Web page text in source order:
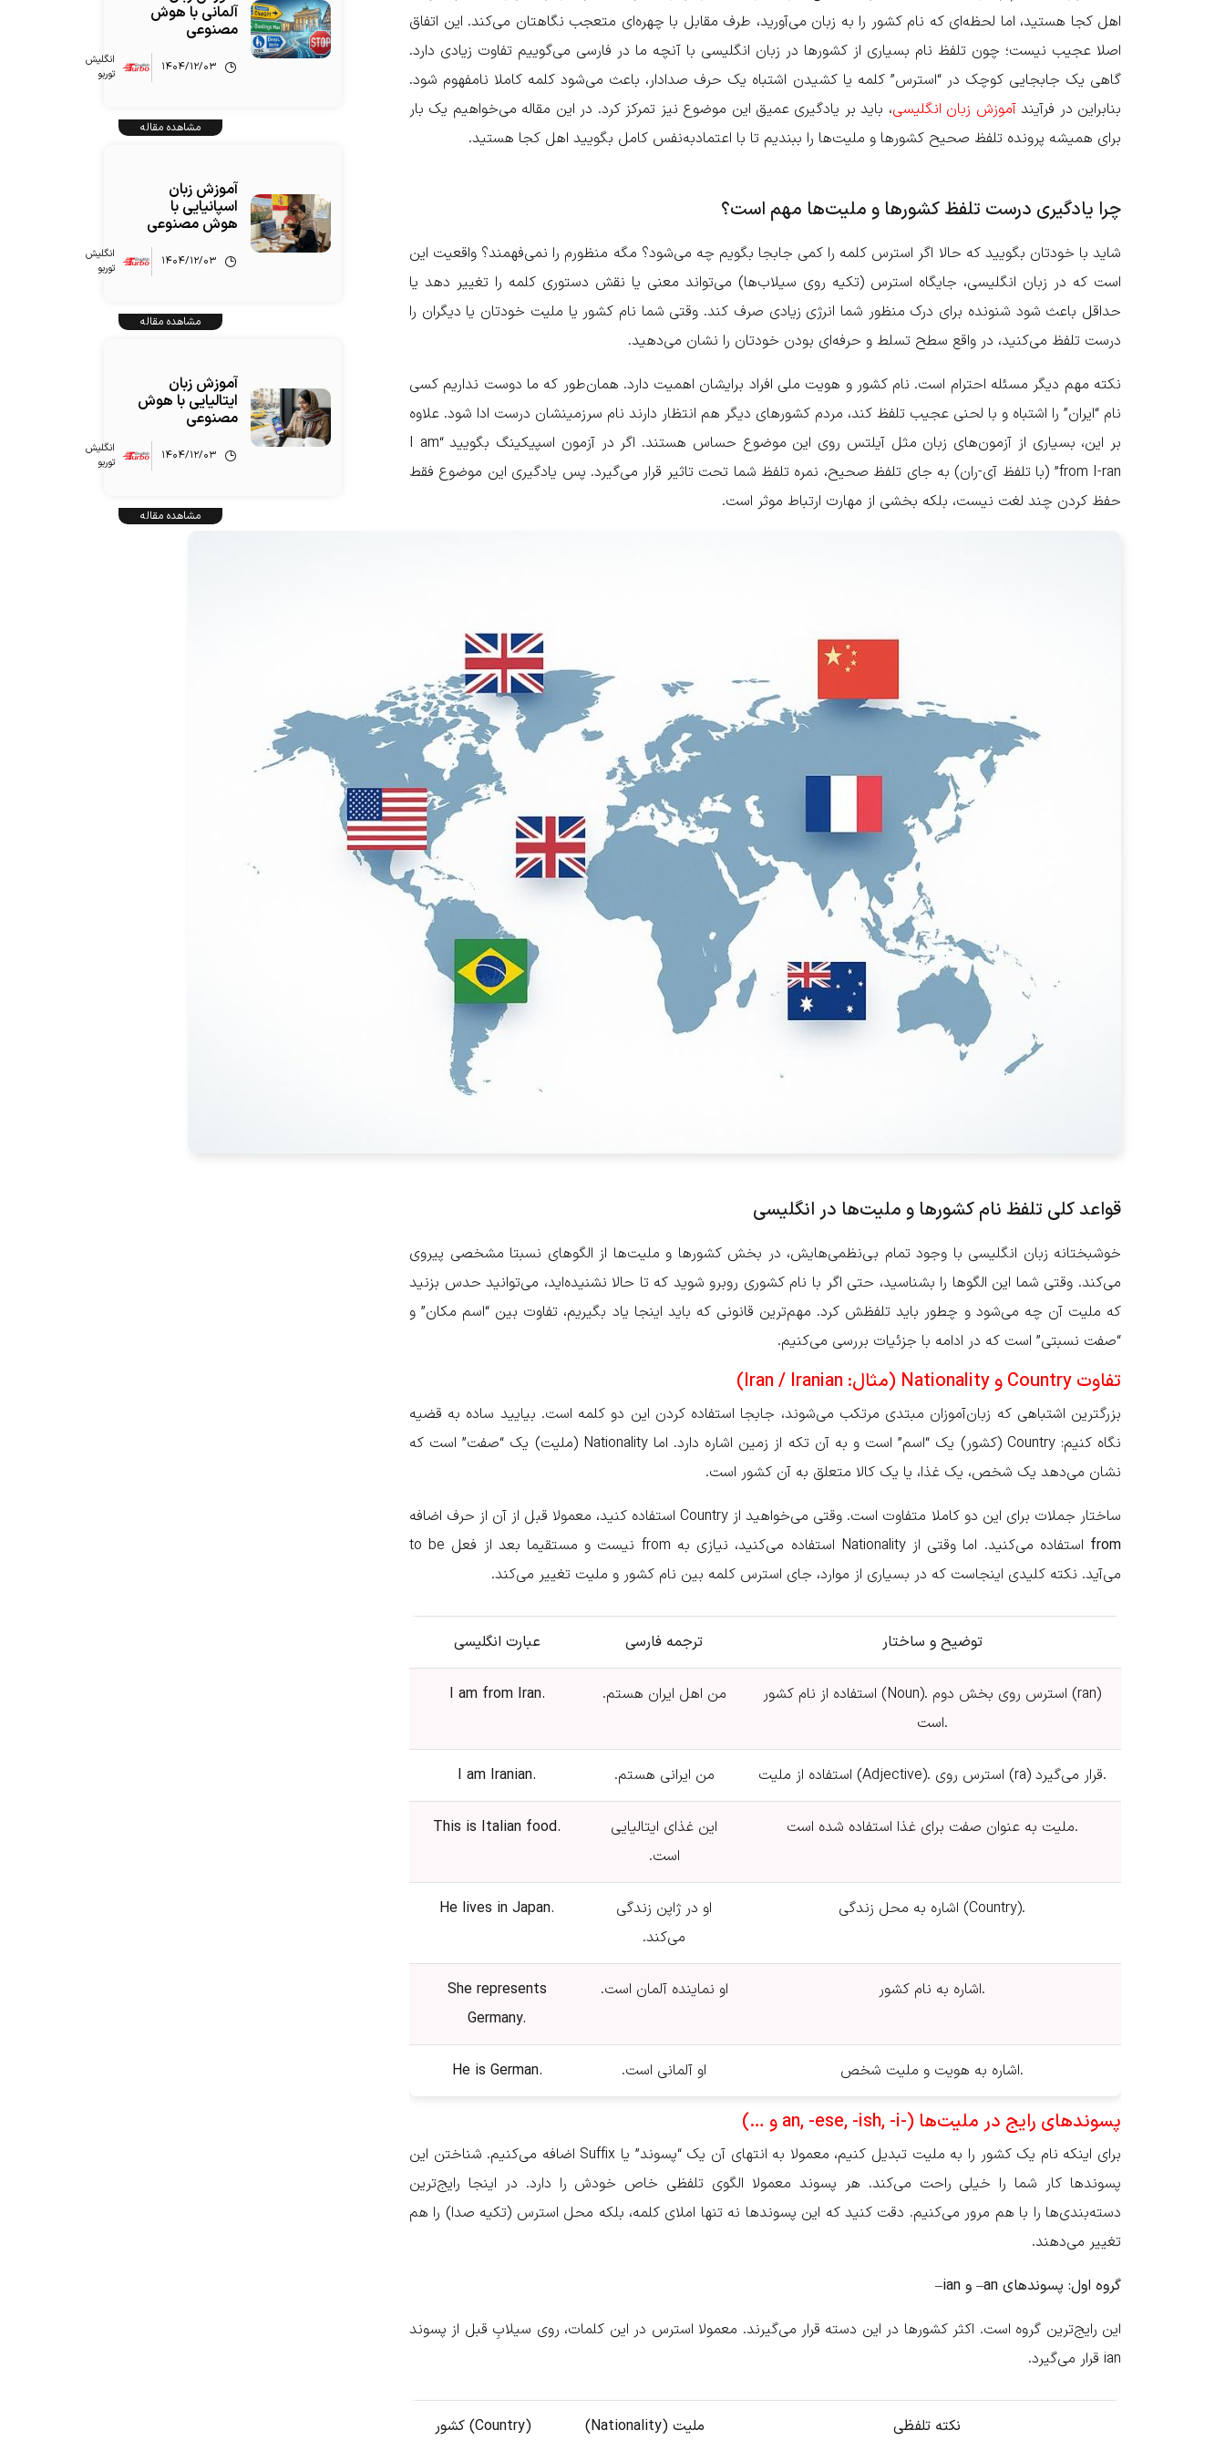
اهل کجا هستید، اما لحظه‌ای که نام کشور را به زبان می‌آورید، طرف مقابل با چهره‌ای متعجب نگاهتان می‌کند. این اتفاق
اصلا عجیب نیست؛ چون تلفظ نام بسیاری از کشورها در زبان انگلیسی با آنچه ما در فارسی می‌گوییم تفاوت زیادی دارد.
گاهی یک جابجایی کوچک در “استرس” کلمه یا کشیدن اشتباه یک حرف صدادار، باعث می‌شود کلمه کاملا نامفهوم شود.
بنابراین در فرآیندآموزش زبان انگلیسی، باید بر یادگیری عمیق این موضوع نیز تمرکز کرد. در این مقاله می‌خواهیم یک بار
برای همیشه پرونده تلفظ صحیح کشورها و ملیت‌ها را ببندیم تا با اعتمادبه‌نفس کامل بگویید اهل کجا هستید.
چرا یادگیری درست تلفظ کشورها و ملیت‌ها مهم است؟
شاید با خودتان بگویید که حالا اگر استرس کلمه را کمی جابجا بگویم چه می‌شود؟ مگه منظورم را نمی‌فهمند؟ واقعیت این
است که در زبان انگلیسی، جایگاه استرس (تکیه روی سیلاب‌ها) می‌تواند معنی یا نقش دستوری کلمه را تغییر دهد یا
حداقل باعث شود شنونده برای درک منظور شما انرژی زیادی صرف کند. وقتی شما نام کشور یا ملیت خودتان یا دیگران را
درست تلفظ می‌کنید، در واقع سطح تسلط و حرفه‌ای بودن خودتان را نشان می‌دهید.
نکته مهم دیگر مسئله احترام است. نام کشور و هویت ملی افراد برایشان اهمیت دارد. همان‌طور که ما دوست نداریم کسی
نام “ایران” را اشتباه و با لحنی عجیب تلفظ کند، مردم کشورهای دیگر هم انتظار دارند نام سرزمینشان درست ادا شود. علاوه
بر این، بسیاری از آزمون‌های زبان مثل آیلتس روی این موضوع حساس هستند. اگر در آزمون اسپیکینگ بگویید “I am
from I-ran” (با تلفظ آی-ران) به جای تلفظ صحیح، نمره تلفظ شما تحت تاثیر قرار می‌گیرد. پس یادگیری این موضوع فقط
حفظ کردن چند لغت نیست، بلکه بخشی از مهارت ارتباط موثر است.
قواعد کلی تلفظ نام کشورها و ملیت‌ها در انگلیسی
خوشبختانه زبان انگلیسی با وجود تمام بی‌نظمی‌هایش، در بخش کشورها و ملیت‌ها از الگوهای نسبتا مشخصی پیروی
می‌کند. وقتی شما این الگوها را بشناسید، حتی اگر با نام کشوری روبرو شوید که تا حالا نشنیده‌اید، می‌توانید حدس بزنید
که ملیت آن چه می‌شود و چطور باید تلفظش کرد. مهم‌ترین قانونی که باید اینجا یاد بگیریم، تفاوت بین “اسم مکان” و
“صفت نسبتی” است که در ادامه با جزئیات بررسی می‌کنیم.
تفاوت Country و Nationality (مثال: Iran / Iranian)
بزرگترین اشتباهی که زبان‌آموزان مبتدی مرتکب می‌شوند، جابجا استفاده کردن این دو کلمه است. بیایید ساده به قضیه
نگاه کنیم: Country (کشور) یک “اسم” است و به آن تکه از زمین اشاره دارد. اما Nationality (ملیت) یک “صفت” است که
نشان می‌دهد یک شخص، یک غذا، یا یک کالا متعلق به آن کشور است.
ساختار جملات برای این دو کاملا متفاوت است. وقتی می‌خواهید از Country استفاده کنید، معمولا قبل از آن از حرف اضافه
from
استفاده می‌کنید. اما وقتی از Nationality استفاده می‌کنید، نیازی به from نیست و مستقیما بعد از فعل to be
می‌آید. نکته کلیدی اینجاست که در بسیاری از موارد، جای استرس کلمه بین نام کشور و ملیت تغییر می‌کند.
عبارت انگلیسی ترجمه فارسی توضیح و ساختار
I am from Iran. من اهل ایران هستم.
استفاده از نام کشور (Noun). استرس روی بخش دوم (ran)
است.
I am Iranian. من ایرانی هستم. استفاده از ملیت (Adjective). استرس روی (ra) قرار می‌گیرد.
This is Italian food.
این غذای ایتالیایی
است.
ملیت به عنوان صفت برای غذا استفاده شده است.
He lives in Japan.
او در ژاپن زندگی
می‌کند.
اشاره به محل زندگی (Country).
She represents
Germany.
او نماینده آلمان است. اشاره به نام کشور.
He is German. او آلمانی است. اشاره به هویت و ملیت شخص.
پسوندهای رایج در ملیت‌ها (-an, -ese, -ish, -i و …)
برای اینکه نام یک کشور را به ملیت تبدیل کنیم، معمولا به انتهای آن یک “پسوند” یا Suffix اضافه می‌کنیم. شناختن این
پسوندها کار شما را خیلی راحت می‌کند. هر پسوند معمولا الگوی تلفظی خاص خودش را دارد. در اینجا رایج‌ترین
دسته‌بندی‌ها را با هم مرور می‌کنیم. دقت کنید که این پسوندها نه تنها املای کلمه، بلکه محل استرس (تکیه صدا) را هم
تغییر می‌دهند.
گروه اول: پسوندهای an– و ian
–
این رایج‌ترین گروه است. اکثر کشورها در این دسته قرار می‌گیرند. معمولا استرس در این کلمات، روی سیلابِ قبل از پسوند
ian قرار می‌گیرد.
کشور (Country) ملیت (Nationality) نکته تلفظی
12 ساختن جملات ساده با نام
کشور و ملیت (معرفی خود و
آلمانی با هوش
مصنوعی
۱۴۰۴/۱۲/۰۳
انگلیش‌
توربو
مشاهده مقاله
آموزش زبان
اسپانیایی با
هوش مصنوعی
۱۴۰۴/۱۲/۰۳
انگلیش‌
توربو
مشاهده مقاله
آموزش زبان
ایتالیایی با هوش
مصنوعی
۱۴۰۴/۱۲/۰۳
انگلیش‌
توربو
مشاهده مقاله